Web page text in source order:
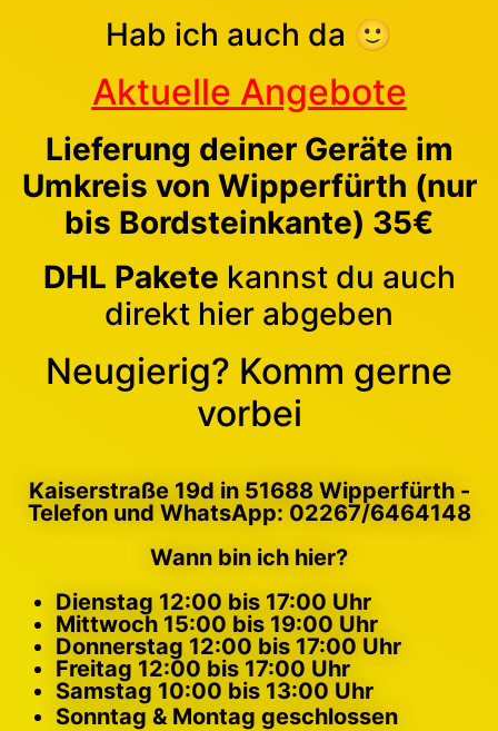
Hab ich auch da 🙂
Aktuelle Angebote
Lieferung deiner Geräte im
Umkreis von Wipperfürth (nur
bis Bordsteinkante) 35€
DHL Pakete kannst du auch
direkt hier abgeben
Neugierig? Komm gerne
vorbei
Kaiserstraße 19d in 51688 Wipperfürth -
Telefon und WhatsApp: 02267/6464148
Wann bin ich hier?
Dienstag 12:00 bis 17:00 Uhr
Mittwoch 15:00 bis 19:00 Uhr
Donnerstag 12:00 bis 17:00 Uhr
Freitag 12:00 bis 17:00 Uhr
Samstag 10:00 bis 13:00 Uhr
Sonntag & Montag geschlossen